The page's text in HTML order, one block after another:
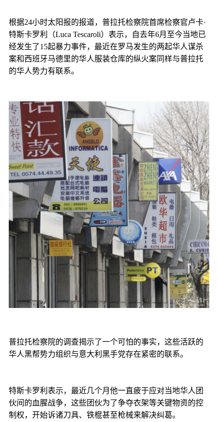
根据24小时太阳报的报道，普拉托检察院首席检察官卢卡·
特斯卡罗利（Luca Tescaroli）表示，自去年6月至今当地已
经发生了15起暴力事件，最近在罗马发生的两起华人谋杀
案和西班牙马德里的华人服装仓库的纵火案同样与普拉托
的华人势力有联系。
普拉托检察院的调查揭示了一个可怕的事实，这些活跃的
华人黑帮势力组织与意大利黑手党存在紧密的联系。
特斯卡罗利表示，最近几个月他一直疲于应对当地华人团
伙间的血腥战争，这些团伙为了争夺衣架等关键物资的控
制权，开始诉诸刀具、铁棍甚至枪械来解决纠葛。